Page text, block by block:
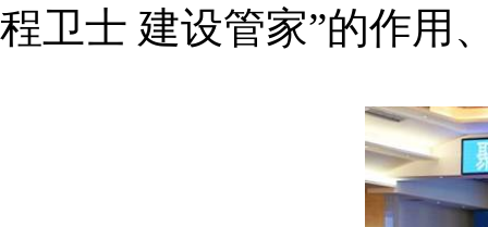
程卫士 建设管家”的作用